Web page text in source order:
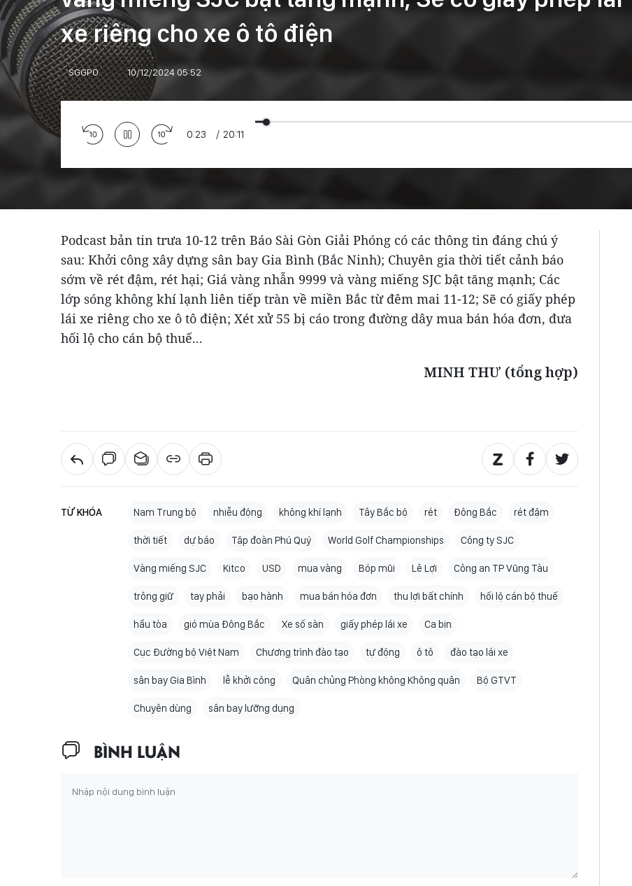
xe riêng cho xe ô tô điện
SGGPO 10/12/2024 05:52
0:24 / 20:11
Podcast bản tin trưa 10-12 trên Báo Sài Gòn Giải Phóng có các thông tin đáng chú ý
sau: Khởi công xây dựng sân bay Gia Bình (Bắc Ninh); Chuyên gia thời tiết cảnh báo
sớm về rét đậm, rét hại; Giá vàng nhẫn 9999 và vàng miếng SJC bật tăng mạnh; Các
lớp sóng không khí lạnh liên tiếp tràn về miền Bắc từ đêm mai 11-12; Sẽ có giấy phép
lái xe riêng cho xe ô tô điện; Xét xử 55 bị cáo trong đường dây mua bán hóa đơn, đưa
hối lộ cho cán bộ thuế...
MINH THƯ (tổng hợp)
TỪ KHÓA Nam Trung bộ nhiễu động không khí lạnh Tây Bắc bộ rét Đông Bắc rét đậm
thời tiết dự báo Tập đoàn Phú Quý World Golf Championships Công ty SJC
Vàng miếng SJC Kitco USD mua vàng Bóp mũi Lê Lợi Công an TP Vũng Tàu
trông giữ tay phải bạo hành mua bán hóa đơn thu lợi bất chính hối lộ cán bộ thuế
hầu tòa gió mùa Đông Bắc Xe số sàn giấy phép lái xe Ca bin
Cục Đường bộ Việt Nam Chương trình đào tạo tự động ô tô đào tạo lái xe
sân bay Gia Bình lễ khởi công Quân chủng Phòng không Không quân Bộ GTVT
Chuyên dùng sân bay lưỡng dụng
BÌNH LUẬN